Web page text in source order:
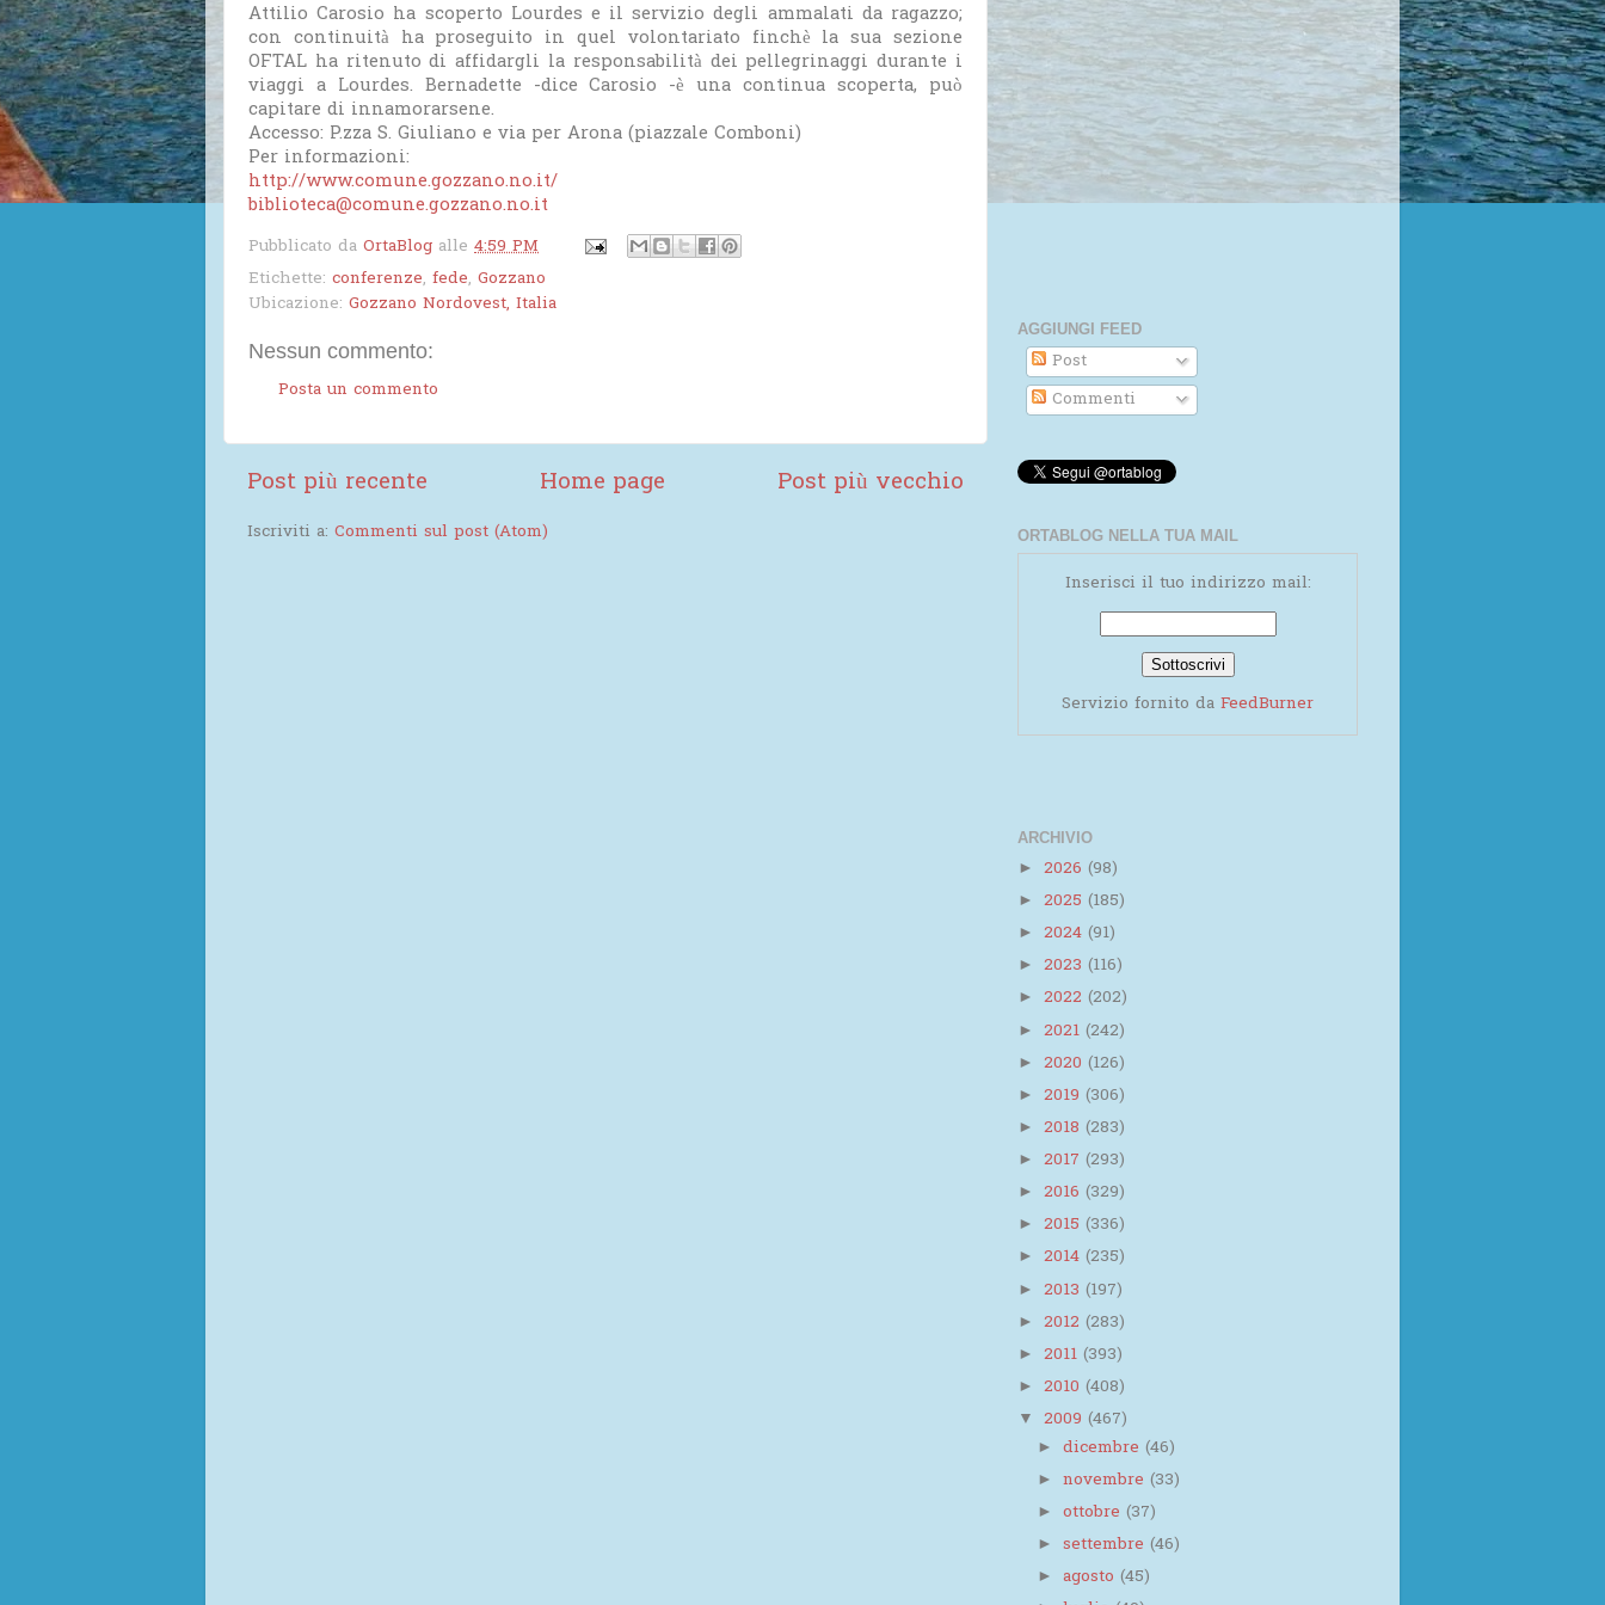
Attilio Carosio ha scoperto Lourdes e il servizio degli ammalati da ragazzo;
con continuità ha proseguito in quel volontariato finchè la sua sezione
OFTAL ha ritenuto di affidargli la responsabilità dei pellegrinaggi durante i
viaggi a Lourdes. Bernadette -dice Carosio -è una continua scoperta, può
capitare di innamorarsene.
Accesso: P.zza S. Giuliano e via per Arona (piazzale Comboni)
Per informazioni:
http://www.comune.gozzano.no.it/
biblioteca@comune.gozzano.no.it
Pubblicato da OrtaBlog alle 4:59 PM
Etichette: conferenze, fede, Gozzano
Ubicazione: Gozzano Nordovest, Italia
Nessun commento:
Posta un commento
Post più recente Post più vecchio
Home page
Iscriviti a: Commenti sul post (Atom)
AGGIUNGI FEED
Post
Commenti
ORTABLOG NELLA TUA MAIL
Inserisci il tuo indirizzo mail:
Servizio fornito da FeedBurner
ARCHIVIO
► 2026 (98)
► 2025 (185)
► 2024 (91)
► 2023 (116)
► 2022 (202)
► 2021 (242)
► 2020 (126)
► 2019 (306)
► 2018 (283)
► 2017 (293)
► 2016 (329)
► 2015 (336)
► 2014 (235)
► 2013 (197)
► 2012 (283)
► 2011 (393)
► 2010 (408)
▼ 2009 (467)
►dicembre(46)
►novembre(33)
►ottobre(37)
►settembre(46)
►agosto(45)